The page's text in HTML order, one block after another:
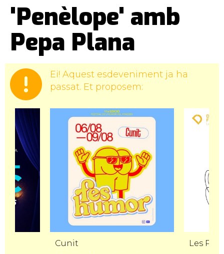
'Penèlope' amb
Pepa Plana
Ei! Aquest esdeveniment ja ha
passat. Et proposem:
Cunit Les